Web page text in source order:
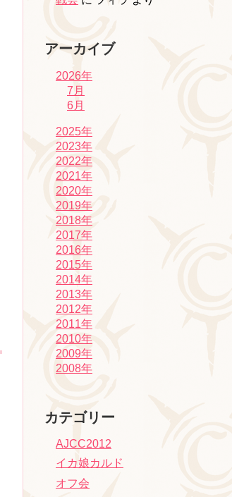
アーカイブ
2026年
7月
6月
2025年
2023年
2022年
2021年
2020年
2019年
2018年
2017年
2016年
2015年
2014年
2013年
2012年
2011年
2010年
2009年
2008年
カテゴリー
AJCC2012
イカ娘カルド
オフ会